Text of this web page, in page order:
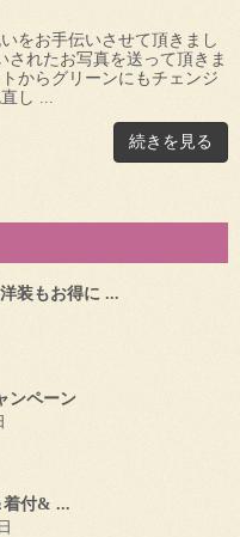
をお手伝いさせて頂きまし
されたお写真を送って頂きま
からグリーンにもチェンジ
し ...
続きを見る
装もお得に ...
ンペーン
着付& ...